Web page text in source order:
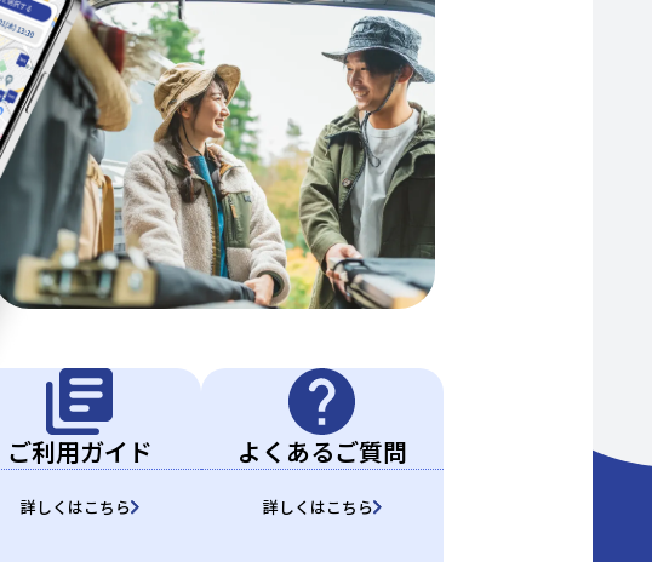
ご利用ガイド
詳しくはこちら
よくあるご質問
詳しくはこちら